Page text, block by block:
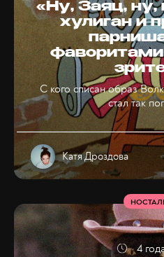
«Ну, Заяц, ну,
хулиган и
фаворитами
С кого списан образ
стал так
Катя Дроздова
4